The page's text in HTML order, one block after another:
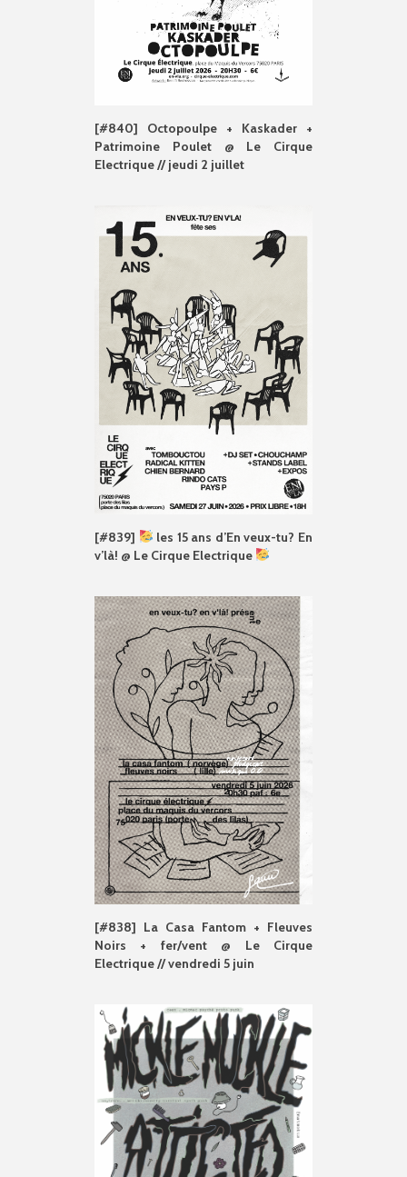
[#840] Octopoulpe + Kaskader +
Patrimoine Poulet @ Le Cirque
Electrique // jeudi 2 juillet
[#839]
les 15 ans d’En veux-tu? En
v’là! @ Le Cirque Electrique
[#838] La Casa Fantom + Fleuves
Noirs + fer/vent @ Le Cirque
Electrique // vendredi 5 juin